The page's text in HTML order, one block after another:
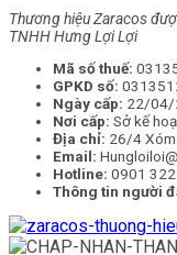
Thương hiệu Zaracos
TNHH Hưng Lợi Lợi
Mã số thuế:
GPKD số:
Ngày cấp: 22/04/
Nơi cấp: Sở kế
Địa chỉ: 26/4 Xóm
Email:
Hotline: 0901
Thông tin người